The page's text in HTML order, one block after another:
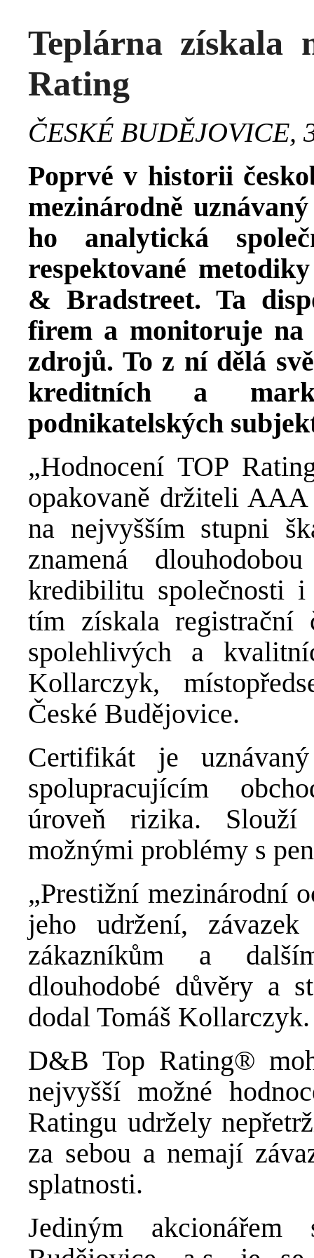
Teplárna získala
Rating
ČESKÉ BUDĚJOVICE,
Poprvé v historii
mezinárodně
ho analytická
respektované
& Bradstreet. Ta
firem a monitoruje na
zdrojů. To z ní dělá
kreditních a
podnikatelských
„Hodnocení TOP
opakovaně držiteli
na nejvyšším stupni
znamená
kredibilitu společnosti
tím získala registrační
spolehlivých a
Kollarczyk,
České Budějovice.
Certifikát je
spolupracujícím
úroveň rizika.
možnými problémy s
„Prestižní mezinárodní
jeho udržení,
zákazníkům a
dlouhodobé důvěry a
dodal Tomáš Kollarczyk.
D&B Top Rating®
nejvyšší možné
Ratingu udržely
za sebou a nemají
splatnosti.
Jediným akcionářem